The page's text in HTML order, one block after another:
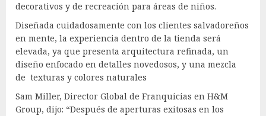
decorativos y de recreación para áreas de niños.
Diseñada cuidadosamente con los clientes salvadoreños
en mente, la experiencia dentro de la tienda será
elevada, ya que presenta arquitectura refinada, un
diseño enfocado en detalles novedosos, y una mezcla
de texturas y colores naturales
Sam Miller, Director Global de Franquicias en H&M
Group, dijo: “Después de aperturas exitosas en los